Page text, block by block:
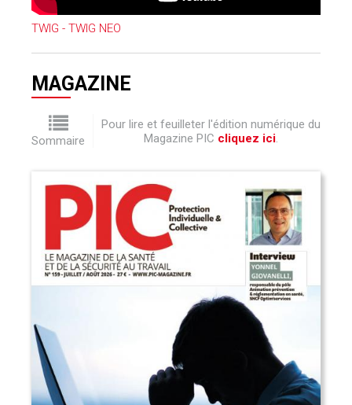
TWIG - TWIG NEO
MAGAZINE
Sommaire
Pour lire et feuilleter l'édition numérique du
Magazine PIC cliquez ici.